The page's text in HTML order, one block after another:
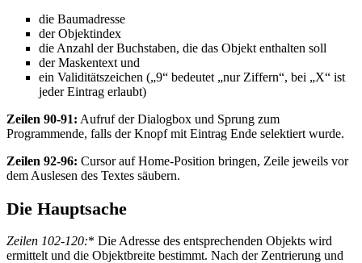
die Baumadresse
der Objektindex
die Anzahl der Buchstaben, die das Objekt enthalten soll
der Maskentext und
ein Validitätszeichen („9“ bedeutet „nur Ziffern“, bei „X“ ist
jeder Eintrag erlaubt)
Zeilen 90-91: Aufruf der Dialogbox und Sprung zum
Programmende, falls der Knopf mit Eintrag Ende selektiert wurde.
Zeilen 92-96: Cursor auf Home-Position bringen, Zeile jeweils vor
dem Auslesen des Textes säubern.
Die Hauptsache
Zeilen 102-120:* Die Adresse des entsprechenden Objekts wird
ermittelt und die Objektbreite bestimmt. Nach der Zentrierung und